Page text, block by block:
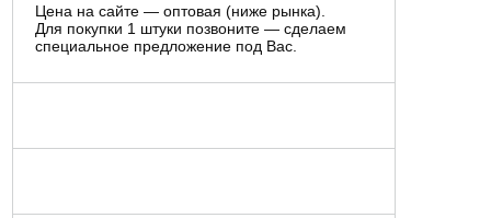
Цена на сайте — оптовая (ниже рынка).
Для покупки 1 штуки позвоните — сделаем
специальное предложение под Вас.